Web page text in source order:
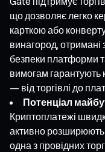
що дозволяє легко
карткою або
винагород, отримані
безпеки платформи
вимогам гарантують
— від торгівлі до
Потенціал
Криптоплатежі
активно розширюють
одна з провідних